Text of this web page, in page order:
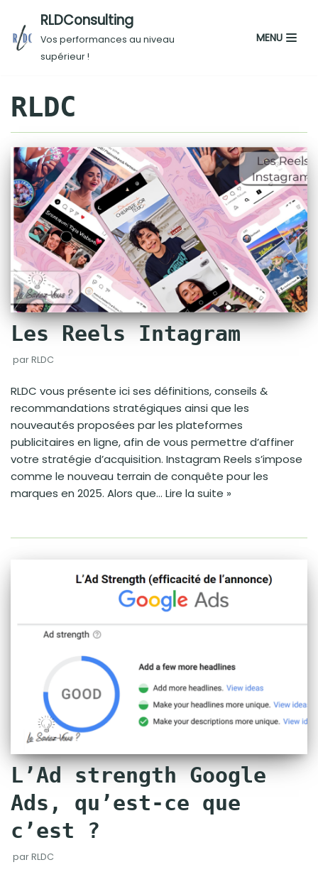
Aller
au
RLDConsulting
Vos performances au niveau
supérieur !
MENU
RLDC
Les Reels Intagram
parRLDC
RLDC vous présente ici ses définitions, conseils &
recommandations stratégiques ainsi que les
nouveautés proposées par les plateformes
publicitaires en ligne, afin de vous permettre d’affiner
votre stratégie d’acquisition. Instagram Reels s’impose
comme le nouveau terrain de conquête pour les
marques en 2025. Alors que… Lire la suite »
L’Ad strength Google
Ads, qu’est-ce que
c’est ?
parRLDC